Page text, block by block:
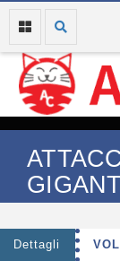
Dettagli